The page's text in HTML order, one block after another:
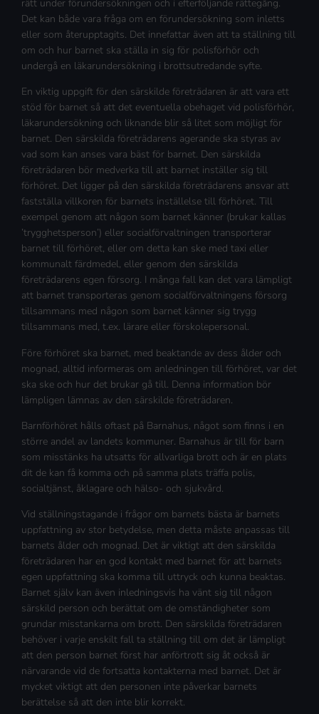
rätt under förundersökningen och i efterföljande rättegång.
Det kan både vara fråga om en förundersökning som inletts
eller som återupptagits. Det innefattar även att ta ställning till
om och hur barnet ska ställa in sig för polisförhör och
undergå en läkarundersökning i brottsutredande syfte.
En viktig uppgift för den särskilde företrädaren är att vara ett
stöd för barnet så att det eventuella obehaget vid polisförhör,
läkarundersökning och liknande blir så litet som möjligt för
barnet. Den särskilda företrädarens agerande ska styras av
vad som kan anses vara bäst för barnet. Den särskilda
företrädaren bör medverka till att barnet inställer sig till
förhöret. Det ligger på den särskilda företrädarens ansvar att
fastställa villkoren för barnets inställelse till förhöret. Till
exempel genom att någon som barnet känner (brukar kallas
’trygghetsperson’) eller socialförvaltningen transporterar
barnet till förhöret, eller om detta kan ske med taxi eller
kommunalt färdmedel, eller genom den särskilda
företrädarens egen försorg. I många fall kan det vara lämpligt
att barnet transporteras genom socialförvaltningens försorg
tillsammans med någon som barnet känner sig trygg
tillsammans med, t.ex. lärare eller förskolepersonal.
Före förhöret ska barnet, med beaktande av dess ålder och
mognad, alltid informeras om anledningen till förhöret, var det
ska ske och hur det brukar gå till. Denna information bör
lämpligen lämnas av den särskilde företrädaren.
Barnförhöret hålls oftast på Barnahus, något som finns i en
större andel av landets kommuner. Barnahus är till för barn
som misstänks ha utsatts för allvarliga brott och är en plats
dit de kan få komma och på samma plats träffa polis,
socialtjänst, åklagare och hälso- och sjukvård.
Vid ställningstagande i frågor om barnets bästa är barnets
uppfattning av stor betydelse, men detta måste anpassas till
barnets ålder och mognad. Det är viktigt att den särskilda
företrädaren har en god kontakt med barnet för att barnets
egen uppfattning ska komma till uttryck och kunna beaktas.
Barnet själv kan även inledningsvis ha vänt sig till någon
särskild person och berättat om de omständigheter som
grundar misstankarna om brott. Den särskilda företrädaren
behöver i varje enskilt fall ta ställning till om det är lämpligt
att den person barnet först har anförtrott sig åt också är
närvarande vid de fortsatta kontakterna med barnet. Det är
mycket viktigt att den personen inte påverkar barnets
berättelse så att den inte blir korrekt.